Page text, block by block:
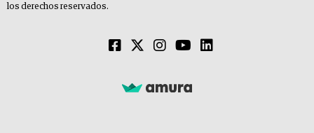
los derechos reservados.